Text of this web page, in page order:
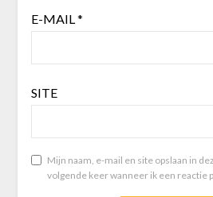
E-MAIL*
SITE
Mijn naam, e-mail en site opslaan in
volgende keer wanneer ik een reactie